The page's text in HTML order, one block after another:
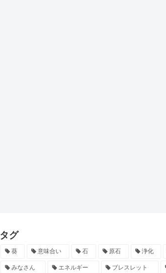
タグ
葵 意味合い 石 原石 浄化
みなさん エネルギー ブレスレット